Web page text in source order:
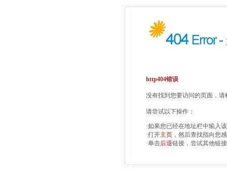
http404错误
没有找到您要访问的页面，
请尝试以下操作：
·如果您已经在地址栏中输入
·打开主页 ，然后查找指向您
·单击后退链接，尝试其他链